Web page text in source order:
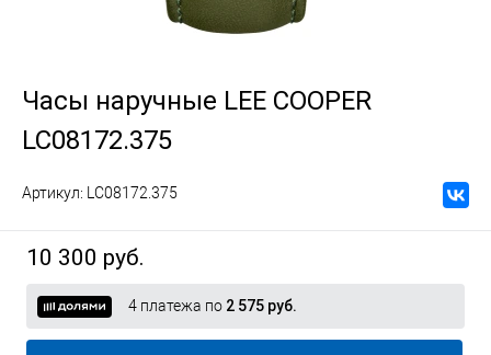
Часы наручные LEE COOPER
LC08172.375
Артикул: LC08172.375
10 300 руб.
4 платежа по 2 575 руб.